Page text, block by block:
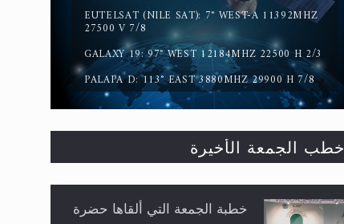
EUTELSAT (NILE SAT): 7° WEST-A 11392MHZ
27500 V 7/8
GALAXY 19: 97° WEST 12184MHZ 22500 H 2/3
PALAPA D: 113° EAST 3880MHZ 29900 H 7/8
خطب الجمعة الأخيرة
خطبة الجمعة التي ألقاها حضرة